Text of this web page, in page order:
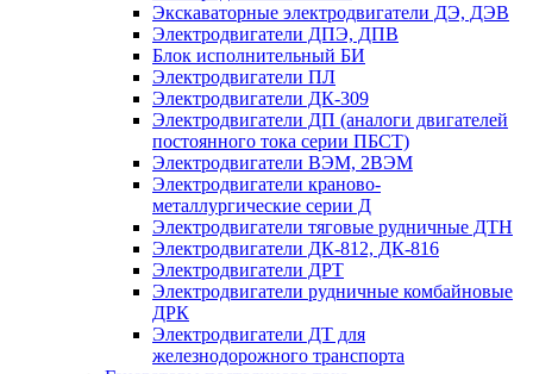
Экскаваторные электродвигатели ДЭ, ДЭВ
Электродвигатели ДПЭ, ДПВ
Блок исполнительный БИ
Электродвигатели ПЛ
Электродвигатели ДК-309
Электродвигатели ДП (аналоги двигателей
постоянного тока серии ПБСТ)
Электродвигатели ВЭМ, 2ВЭМ
Электродвигатели краново-
металлургические серии Д
Электродвигатели тяговые рудничные ДТН
Электродвигатели ДК-812, ДК-816
Электродвигатели ДРТ
Электродвигатели рудничные комбайновые
ДРК
Электродвигатели ДТ для
железнодорожного транспорта